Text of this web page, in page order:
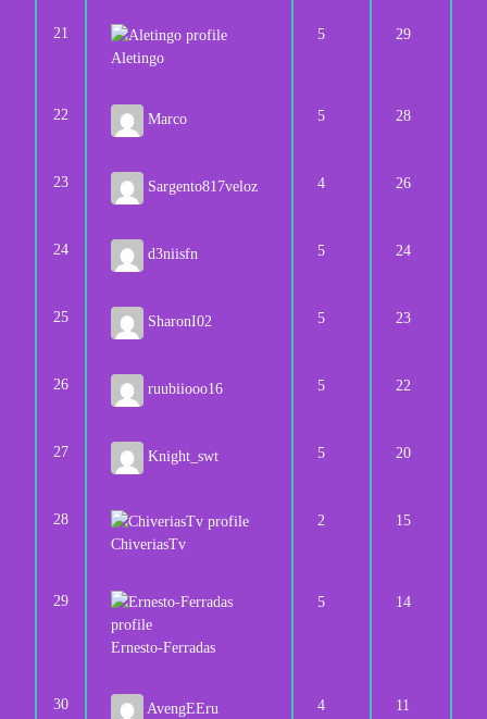
21
Aletingo
5 29
22 Marco 5 28
23 Sargento817veloz 4 26
24 d3niisfn 5 24
25 SharonI02 5 23
26 ruubiiooo16 5 22
27 Knight_swt 5 20
28
ChiveriasTv
2 15
29
Ernesto-Ferradas
5 14
30 AvengEEru 4 11